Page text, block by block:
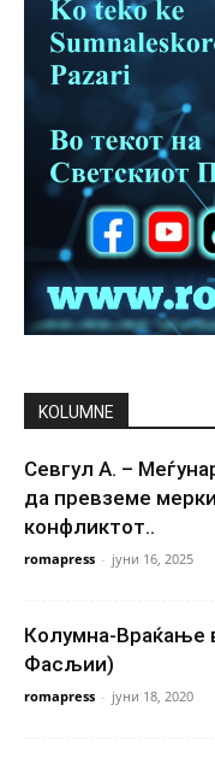
KOLUMNE
Севгул А. –
да превземе
конфликтот..
romapress - јуни 16, 2025
Колумна-Враќање
Фасљии)
romapress - јуни 18, 2020